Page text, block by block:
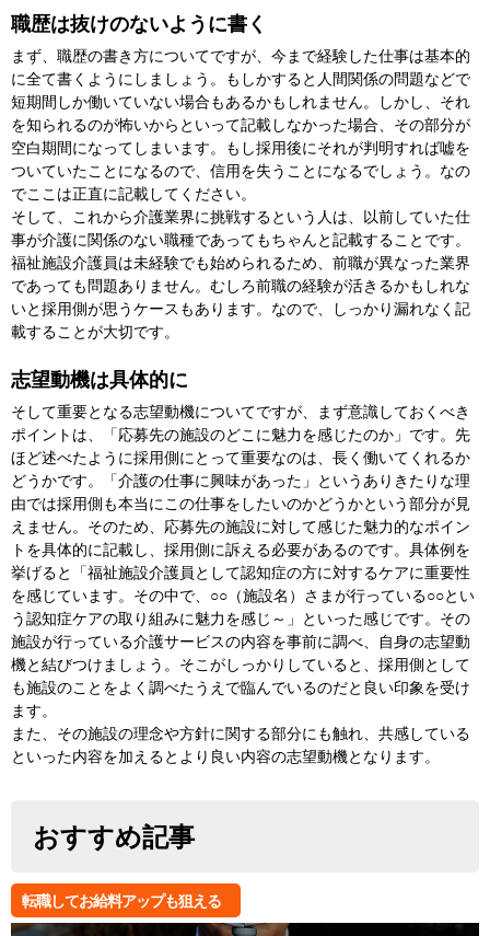
職歴は抜けのないように書く
まず、職歴の書き方についてですが、今まで経験した仕事は基本的
に全て書くようにしましょう。もしかすると人間関係の問題などで
短期間しか働いていない場合もあるかもしれません。しかし、それ
を知られるのが怖いからといって記載しなかった場合、その部分が
空白期間になってしまいます。もし採用後にそれが判明すれば嘘を
ついていたことになるので、信用を失うことになるでしょう。なの
でここは正直に記載してください。
そして、これから介護業界に挑戦するという人は、以前していた仕
事が介護に関係のない職種であってもちゃんと記載することです。
福祉施設介護員は未経験でも始められるため、前職が異なった業界
であっても問題ありません。むしろ前職の経験が活きるかもしれな
いと採用側が思うケースもあります。なので、しっかり漏れなく記
載することが大切です。
志望動機は具体的に
そして重要となる志望動機についてですが、まず意識しておくべき
ポイントは、「応募先の施設のどこに魅力を感じたのか」です。先
ほど述べたように採用側にとって重要なのは、長く働いてくれるか
どうかです。「介護の仕事に興味があった」というありきたりな理
由では採用側も本当にこの仕事をしたいのかどうかという部分が見
えません。そのため、応募先の施設に対して感じた魅力的なポイン
トを具体的に記載し、採用側に訴える必要があるのです。具体例を
挙げると「福祉施設介護員として認知症の方に対するケアに重要性
を感じています。その中で、○○（施設名）さまが行っている○○とい
う認知症ケアの取り組みに魅力を感じ～」といった感じです。その
施設が行っている介護サービスの内容を事前に調べ、自身の志望動
機と結びつけましょう。そこがしっかりしていると、採用側として
も施設のことをよく調べたうえで臨んでいるのだと良い印象を受け
ます。
また、その施設の理念や方針に関する部分にも触れ、共感している
といった内容を加えるとより良い内容の志望動機となります。
おすすめ記事
転職してお給料アップも狙える